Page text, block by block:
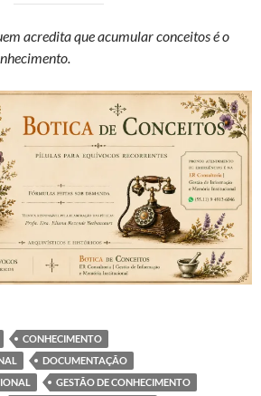
acredita que acumular conceitos é o
CONHECIMENTO
DOCUMENTAÇÃO
GESTÃO DE CONHECIMENTO